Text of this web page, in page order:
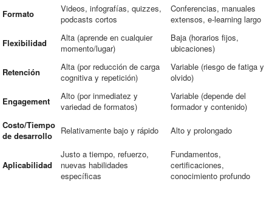
Formato
Videos, infografías, quizzes,
podcasts cortos
Conferencias, manuales
extensos, e-learning largo
Flexibilidad
Alta (aprende en cualquier
momento/lugar)
Baja (horarios fijos,
ubicaciones)
Retención
Alta (por reducción de carga
cognitiva y repetición)
Variable (riesgo de fatiga y
olvido)
Engagement
Alto (por inmediatez y
variedad de formatos)
Variable (depende del
formador y contenido)
Costo/Tiempo
de desarrollo
Relativamente bajo y rápido Alto y prolongado
Aplicabilidad
Justo a tiempo, refuerzo,
nuevas habilidades
específicas
Fundamentos,
certificaciones,
conocimiento profundo